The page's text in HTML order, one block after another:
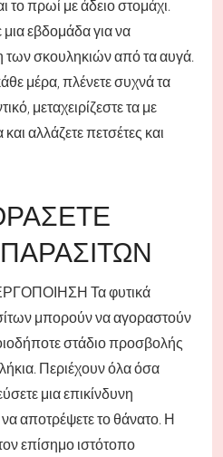
το πρωί με άδειο στομάχι.
εβδομάδα για να
των σκουληκιών από τα αυγά.
μέρα, πλένετε συχνά τα
μεταχειρίζεστε τα με
αλλάζετε πετσέτες και
Τα φυτικά
μπορούν να αγοραστούν
στάδιο προσβολής
Περιέχουν όλα όσα
μια επικίνδυνη
αποτρέψετε το θάνατο. Η
επίσημο ιστότοπο